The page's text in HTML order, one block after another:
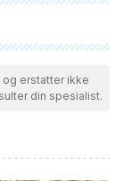
teamet vårt for å
validitet.
som pålitelig og
A., Buskila,
erstatter ikke
din spesialist.